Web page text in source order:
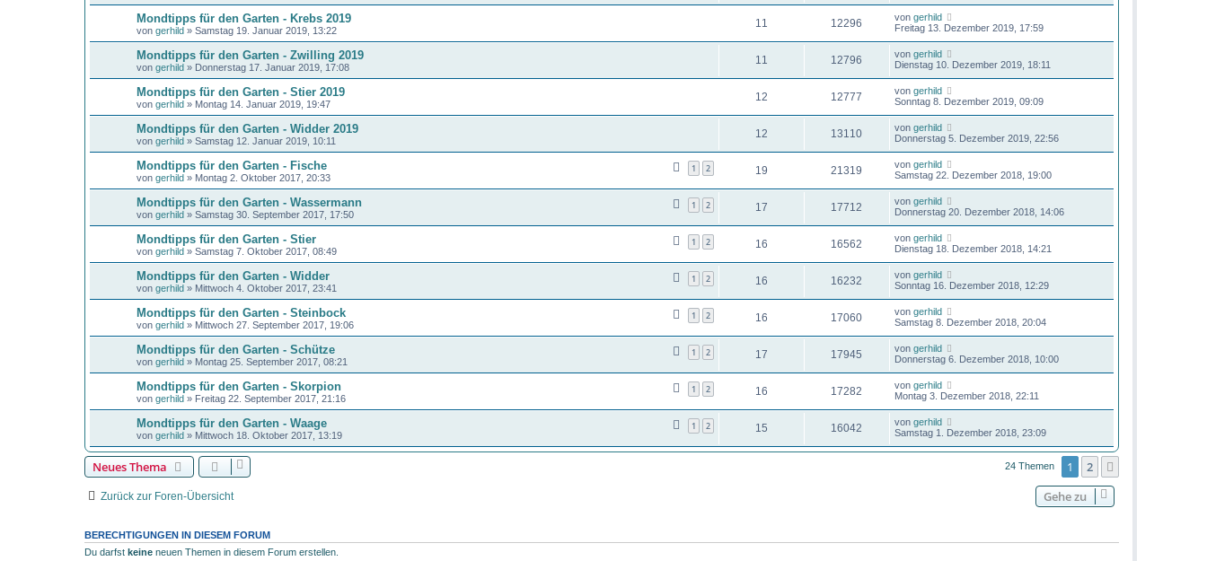
Mondtipps für den Garten - Krebs 2019
von gerhild» Samstag 19. Januar 2019, 13:22
11 12296 von gerhild
Freitag 13. Dezember 2019, 17:59
Mondtipps für den Garten - Zwilling 2019
von gerhild» Donnerstag 17. Januar 2019, 17:08
11 12796 von gerhild
Dienstag 10. Dezember 2019, 18:11
Mondtipps für den Garten - Stier 2019
von gerhild» Montag 14. Januar 2019, 19:47
12 12777 von gerhild
Sonntag 8. Dezember 2019, 09:09
Mondtipps für den Garten - Widder 2019
von gerhild» Samstag 12. Januar 2019, 10:11
12 13110 von gerhild
Donnerstag 5. Dezember 2019, 22:56
Mondtipps für den Garten - Fische
von gerhild» Montag 2. Oktober 2017, 20:33
1 2 19 21319 von gerhild
Samstag 22. Dezember 2018, 19:00
Mondtipps für den Garten - Wassermann
von gerhild» Samstag 30. September 2017, 17:50
1 2 17 17712 von gerhild
Donnerstag 20. Dezember 2018, 14:06
Mondtipps für den Garten - Stier
von gerhild» Samstag 7. Oktober 2017, 08:49
1 2 16 16562 von gerhild
Dienstag 18. Dezember 2018, 14:21
Mondtipps für den Garten - Widder
von gerhild» Mittwoch 4. Oktober 2017, 23:41
1 2 16 16232 von gerhild
Sonntag 16. Dezember 2018, 12:29
Mondtipps für den Garten - Steinbock
von gerhild» Mittwoch 27. September 2017, 19:06
1 2 16 17060 von gerhild
Samstag 8. Dezember 2018, 20:04
Mondtipps für den Garten - Schütze
von gerhild» Montag 25. September 2017, 08:21
1 2 17 17945 von gerhild
Donnerstag 6. Dezember 2018, 10:00
Mondtipps für den Garten - Skorpion
von gerhild» Freitag 22. September 2017, 21:16
1 2 16 17282 von gerhild
Montag 3. Dezember 2018, 22:11
Mondtipps für den Garten - Waage
von gerhild» Mittwoch 18. Oktober 2017, 13:19
1 2 15 16042 von gerhild
Samstag 1. Dezember 2018, 23:09
Neues Thema 24 Themen 1 2
Zurück zur Foren-Übersicht Gehe zu
BERECHTIGUNGEN IN DIESEM FORUM
Du darfst keineneuen Themen in diesem Forum erstellen.